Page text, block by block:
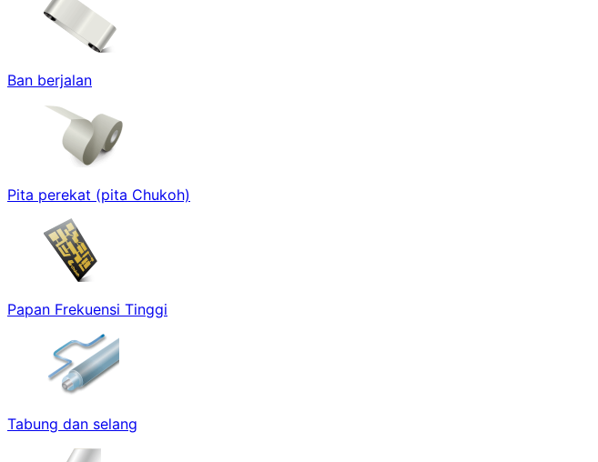
Ban berjalan
Pita perekat (pita Chukoh)
Papan Frekuensi Tinggi
Tabung dan selang